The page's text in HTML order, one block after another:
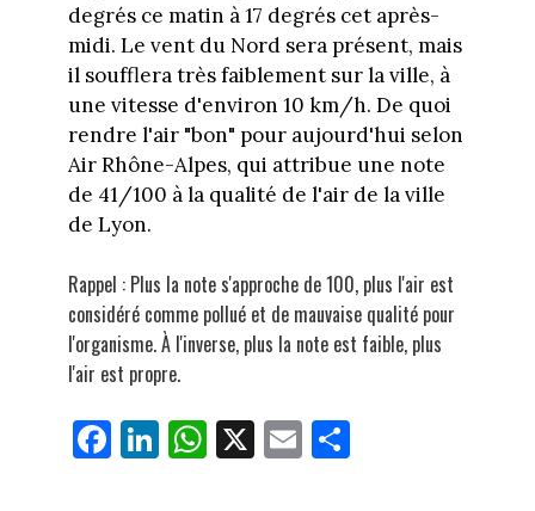
degrés ce matin à 17 degrés cet après-
midi. Le vent du Nord sera présent, mais
il soufflera très faiblement sur la ville, à
une vitesse d'environ 10 km/h. De quoi
rendre l'air "bon" pour aujourd'hui selon
Air Rhône-Alpes, qui attribue une note
de 41/100 à la qualité de l'air de la ville
de Lyon.
Rappel : Plus la note s'approche de 100, plus l'air est
considéré comme pollué et de mauvaise qualité pour
l'organisme. À l'inverse, plus la note est faible, plus
l'air est propre.
Fa
ce
Li
nk
W
ha
X E
m
Pa